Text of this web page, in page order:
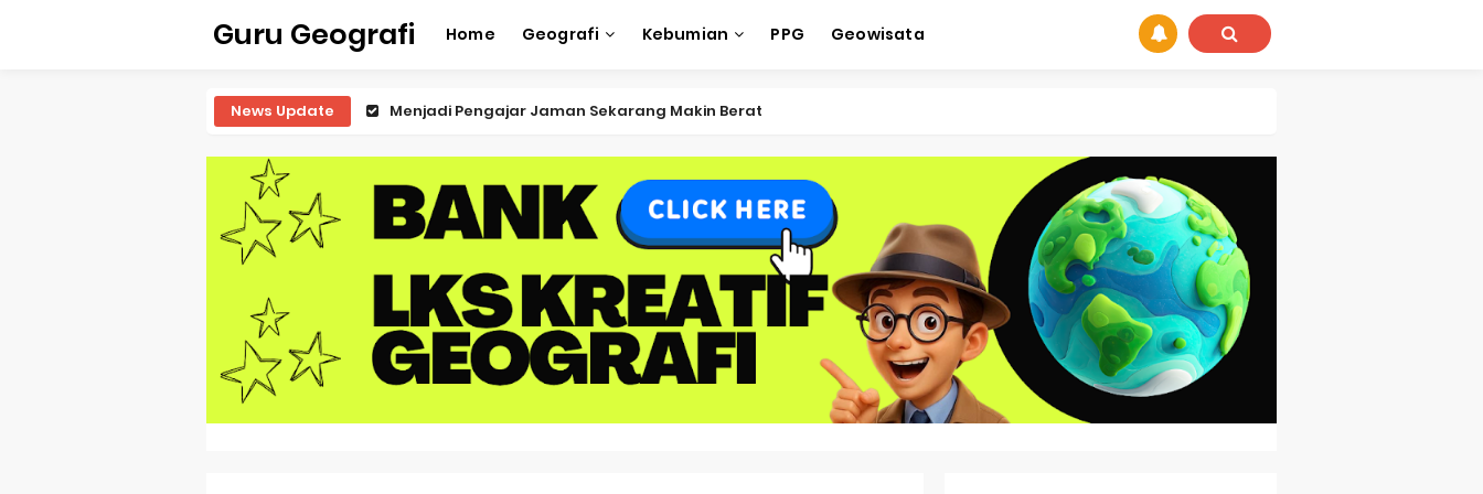
Guru Geografi Home Geografi Kebumian PPG Geowisata
News Update Latihan Prediksi Soal OSK Geografi 2026 Part Geografi Ekonomi
Latihan Prediksi Soal OSK Geografi 2026 Part Geografi Pertanian
Latihan Prediksi Soal OSK Geografi 2026 Part Geografi Budaya
Latihan Prediksi Soal OSK Geografi 2026 Part Dinamika Kota
Pembahasan Soal OSN-K Geografi 2025 No 51-55
Pembahasan Soal OSN-K Geografi 2025 No 46-50
Pembahasan Soal OSN-K Geografi 2025 No 41-45